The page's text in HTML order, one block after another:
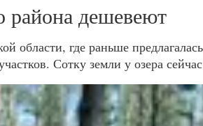
района дешевеют
области, где раньше
Сотку земли у озера